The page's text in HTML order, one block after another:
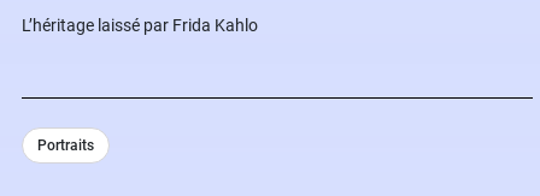
L’héritage laissé par Frida Kahlo
Portraits